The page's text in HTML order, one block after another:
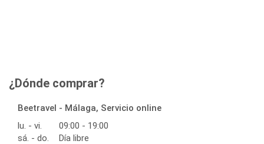
¿Dónde comprar?
Beetravel - Málaga, Servicio online
lu. - vi.
09:00 - 19:00
sá. - do.
Día libre